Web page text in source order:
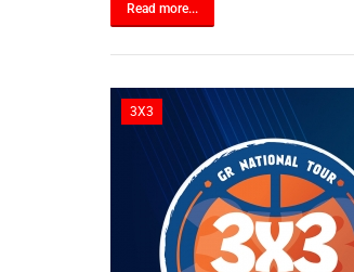
Read more...
3X3